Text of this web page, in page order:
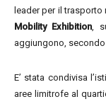
leader per il
Mobility Exhibition,
aggiungono,
E’ stata condivisa
aree limitrofe al